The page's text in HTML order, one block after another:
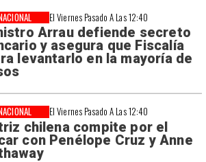
El Viernes Pasado A Las 12:40
Arrau defiende secreto
y asegura que Fiscalía
levantarlo en la mayoría de
El Viernes Pasado A Las 12:40
chilena compite por el
con Penélope Cruz y Anne